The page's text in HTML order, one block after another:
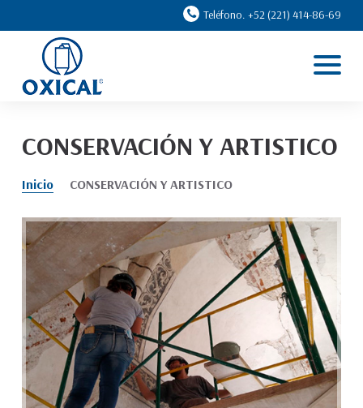
Teléfono. +52 (221) 414-86-69
Inicio
Ventajas
Nosotros
Contacto
CONSERVACIÓN Y ARTISTICO
Inicio CONSERVACIÓN Y ARTISTICO